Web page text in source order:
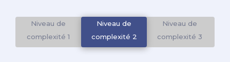
Niveau de
complexité 1
Niveau de
complexité 2
Niveau de
complexité 3
Niveau de
complexité 2